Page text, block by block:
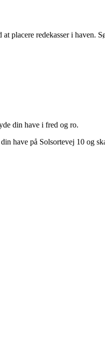
placere redekasser i haven.
din have i fred og ro.
have på Solsortevej 10 og